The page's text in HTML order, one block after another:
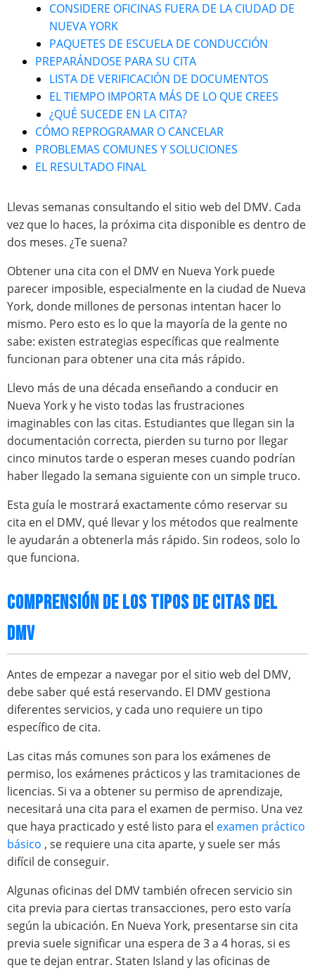
CONSIDERE OFICINAS FUERA DE LA CIUDAD DE
NUEVA YORK
PAQUETES DE ESCUELA DE CONDUCCIÓN
PREPARÁNDOSE PARA SU CITA
LISTA DE VERIFICACIÓN DE DOCUMENTOS
EL TIEMPO IMPORTA MÁS DE LO QUE CREES
¿QUÉ SUCEDE EN LA CITA?
CÓMO REPROGRAMAR O CANCELAR
PROBLEMAS COMUNES Y SOLUCIONES
EL RESULTADO FINAL
Llevas semanas consultando el sitio web del DMV. Cada
vez que lo haces, la próxima cita disponible es dentro de
dos meses. ¿Te suena?
Obtener una cita con el DMV en Nueva York puede
parecer imposible, especialmente en la ciudad de Nueva
York, donde millones de personas intentan hacer lo
mismo. Pero esto es lo que la mayoría de la gente no
sabe: existen estrategias específicas que realmente
funcionan para obtener una cita más rápido.
Llevo más de una década enseñando a conducir en
Nueva York y he visto todas las frustraciones
imaginables con las citas. Estudiantes que llegan sin la
documentación correcta, pierden su turno por llegar
cinco minutos tarde o esperan meses cuando podrían
haber llegado la semana siguiente con un simple truco.
Esta guía le mostrará exactamente cómo reservar su
cita en el DMV, qué llevar y los métodos que realmente
le ayudarán a obtenerla más rápido. Sin rodeos, solo lo
que funciona.
COMPRENSIÓN DE LOS TIPOS DE CITAS DEL
DMV
Antes de empezar a navegar por el sitio web del DMV,
debe saber qué está reservando. El DMV gestiona
diferentes servicios, y cada uno requiere un tipo
específico de cita.
Las citas más comunes son para los exámenes de
permiso, los exámenes prácticos y las tramitaciones de
licencias. Si va a obtener su permiso de aprendizaje,
necesitará una cita para el examen de permiso. Una vez
que haya practicado y esté listo para el examen práctico
básico , se requiere una cita aparte, y suele ser más
difícil de conseguir.
Algunas oficinas del DMV también ofrecen servicio sin
cita previa para ciertas transacciones, pero esto varía
según la ubicación. En Nueva York, presentarse sin cita
previa suele significar una espera de 3 a 4 horas, si es
que te dejan entrar. Staten Island y las oficinas de